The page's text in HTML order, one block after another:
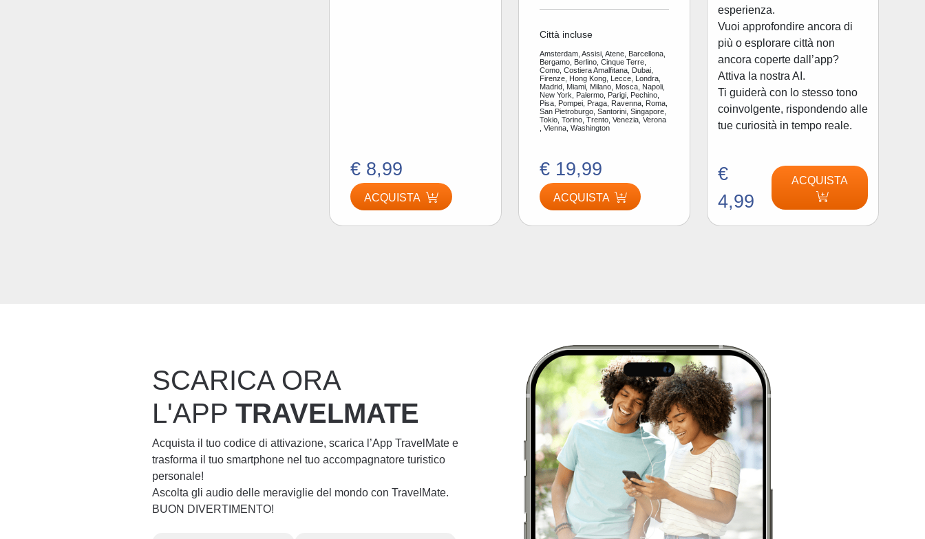
€ 8,99
ACQUISTA
Città incluse
Amsterdam, Assisi, Atene, Barcellona,
Bergamo, Berlino, Cinque Terre,
Como, Costiera Amalfitana, Dubai,
Firenze, Hong Kong, Lecce, Londra,
Madrid, Miami, Milano, Mosca, Napoli,
New York, Palermo, Parigi, Pechino,
Pisa, Pompei, Praga, Ravenna, Roma,
San Pietroburgo, Santorini, Singapore,
Tokio, Torino, Trento, Venezia, Verona
, Vienna, Washington
€ 19,99
ACQUISTA
esperienza.
Vuoi approfondire ancora di
più o esplorare città non
ancora coperte dall’app?
Attiva la nostra AI.
Ti guiderà con lo stesso tono
coinvolgente, rispondendo alle
tue curiosità in tempo reale.
€
4,99
ACQUISTA
SCARICA ORA
L'APPTRAVELMATE
Acquista il tuo codice di attivazione, scarica l’App TravelMate e
trasforma il tuo smartphone nel tuo accompagnatore turistico
personale!
Ascolta gli audio delle meraviglie del mondo con TravelMate.
BUON DIVERTIMENTO!